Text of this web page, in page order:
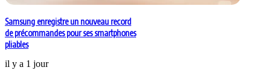
Samsung enregistre un nouveau record
de précommandes pour ses smartphones
pliables
il y a 1 jour